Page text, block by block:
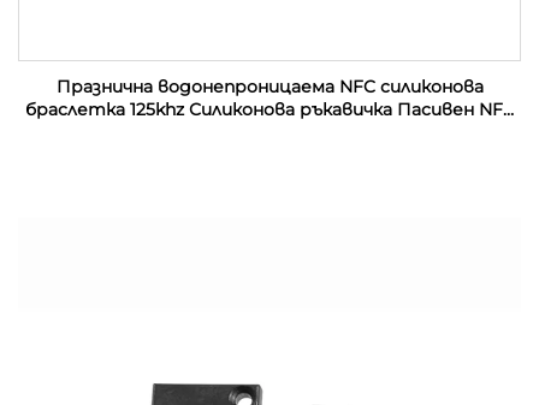
Празнична водонепроницаема NFC силиконова
браслетка 125khz Силиконова ръкавичка Пасивен NFC